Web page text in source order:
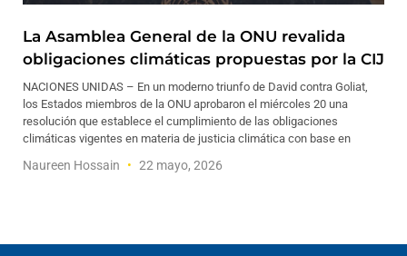
La Asamblea General de la ONU revalida
obligaciones climáticas propuestas por la CIJ
NACIONES UNIDAS – En un moderno triunfo de David contra Goliat,
los Estados miembros de la ONU aprobaron el miércoles 20 una
resolución que establece el cumplimiento de las obligaciones
climáticas vigentes en materia de justicia climática con base en
Naureen Hossain 22 mayo, 2026